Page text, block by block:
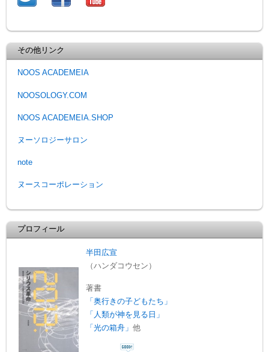
その他リンク
NOOS ACADEMEIA
NOOSOLOGY.COM
NOOS ACADEMEIA.SHOP
ヌーソロジーサロン
note
ヌースコーポレーション
プロフィール
半田広宣
（ハンダコウセン）
著書
「奥行きの子どもたち」
「人類が神を見る日」
「光の箱舟」他